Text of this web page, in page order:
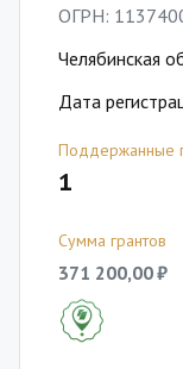
ОГРН:
Челябинская
Дата
Поддержанные
1
Сумма грантов
371 200,00 ₽